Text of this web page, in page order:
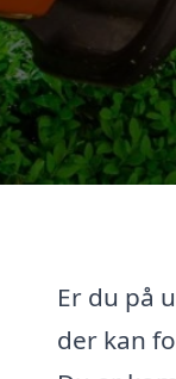
Er du på
der kan